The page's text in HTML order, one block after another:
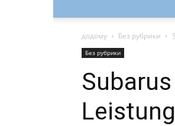
додому Без рубрики
Без рубрики